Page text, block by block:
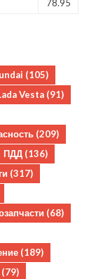
78.95
(105)
Vesta (91)
(209)
ПДД (136)
(317)
(68)
(189)
(79)